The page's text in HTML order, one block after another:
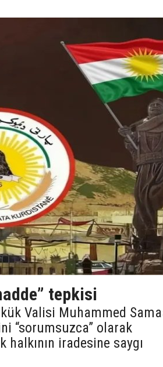
tepkisi
Valisi Muhammed
“sorumsuzca” olarak
iradesine saygı